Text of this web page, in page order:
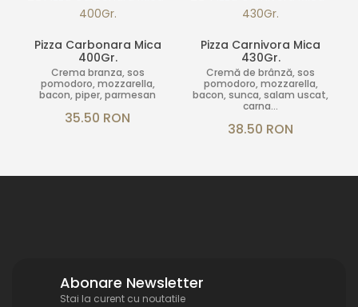
Pizza Carbonara Mica
400Gr.
Crema branza, sos
pomodoro, mozzarella,
bacon, piper, parmesan
35.50 RON
Pizza Carnivora Mica
430Gr.
Cremă de brânză, sos
pomodoro, mozzarella,
bacon, sunca, salam uscat,
carna...
38.50 RON
Abonare Newsletter
Stai la curent cu noutatile